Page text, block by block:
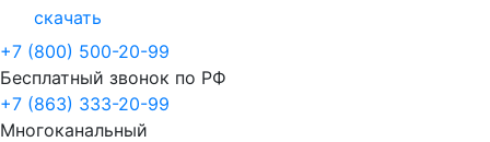
скачать
+7 (800) 500-20-99
Бесплатный звонок по РФ
+7 (863) 333-20-99
Многоканальный